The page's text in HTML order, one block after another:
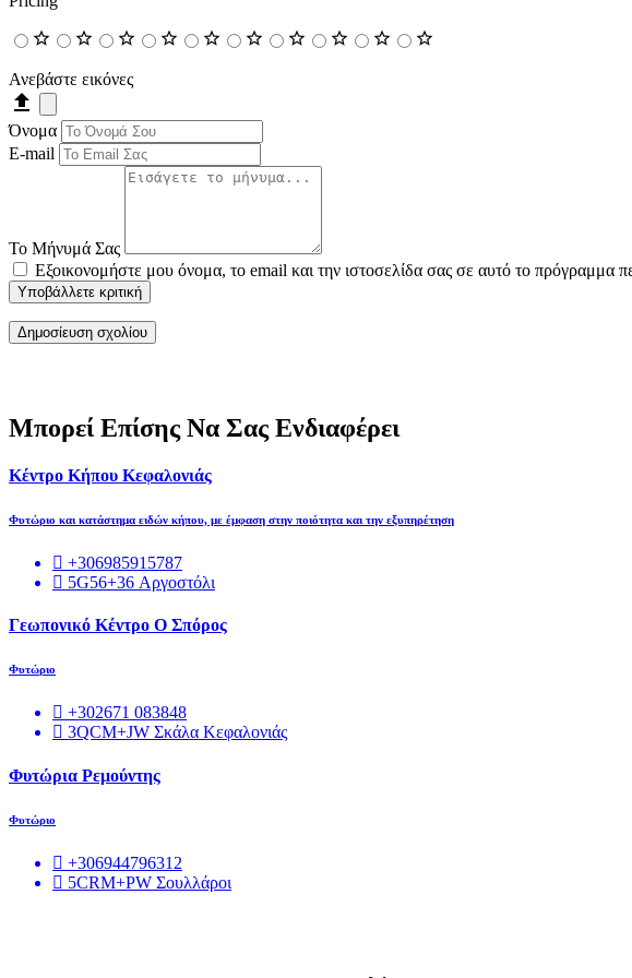
Ανεβάστε εικόνες
Όνομα
E-mail
Το Μήνυμά Σας
Εξοικονομήστε μου όνομα, το email και την ιστοσελίδα σας σε αυτό το πρόγραμμα
Υποβάλλετε κριτική
Μπορεί Επίσης Να Σας Ενδιαφέρει
Κέντρο Κήπου Κεφαλονιάς
Φυτώριο και κατάστημα ειδών κήπου, με έμφαση στην ποιότητα και την εξυπηρέτηση
+306985915787
5G56+36 Αργοστόλι
Γεωπονικό Κέντρο Ο Σπόρος
Φυτώριο
+302671 083848
3QCM+JW Σκάλα Κεφαλονιάς
Φυτώρια Ρεμούντης
Φυτώριο
+306944796312
5CRM+PW Σουλλάροι